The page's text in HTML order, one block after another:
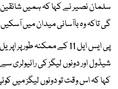
سلمان نصیر نے کہا کہ ہمیں
گی تاکہ وہ باآسانی میدان میں
پی ایس ایل 11 کے ممکنہ
شیڈول اور دونوں لیگز کی رائیولری
کہا کہ اس وقت تو دونوں لیگز میں